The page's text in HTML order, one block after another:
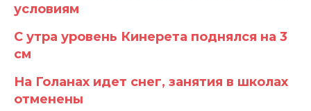
условиям
С утра уровень Кинерета поднялся на 3
см
На Голанах идет снег, занятия в школах
отменены